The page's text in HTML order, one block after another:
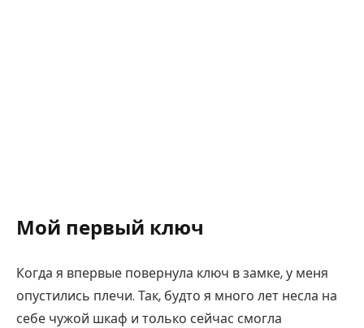
Мой первый ключ
Когда я впервые повернула ключ в замке, у меня
опустились плечи. Так, будто я много лет несла на
себе чужой шкаф и только сейчас смогла